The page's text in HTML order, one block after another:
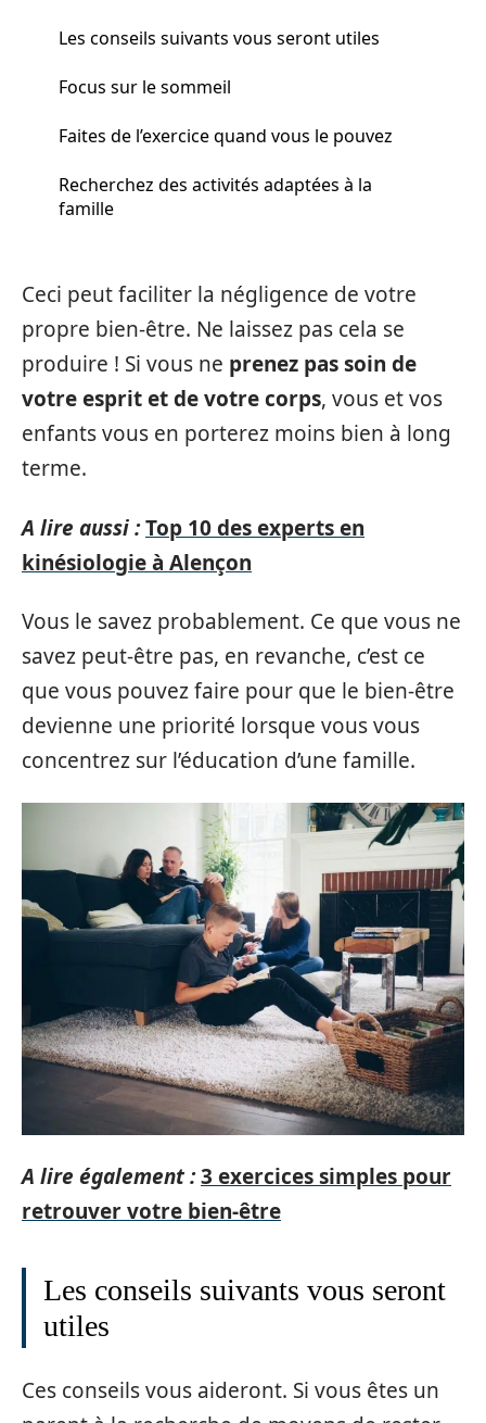
Les conseils suivants vous seront utiles
Focus sur le sommeil
Faites de l’exercice quand vous le pouvez
Recherchez des activités adaptées à la
famille
Ceci peut faciliter la négligence de votre
propre bien-être. Ne laissez pas cela se
produire ! Si vous ne prenez pas soin de
votre esprit et de votre corps, vous et vos
enfants vous en porterez moins bien à long
terme.
A lire aussi :Top 10 des experts en
kinésiologie à Alençon
Vous le savez probablement. Ce que vous ne
savez peut-être pas, en revanche, c’est ce
que vous pouvez faire pour que le bien-être
devienne une priorité lorsque vous vous
concentrez sur l’éducation d’une famille.
A lire également :3 exercices simples pour
retrouver votre bien-être
Les conseils suivants vous seront
utiles
Ces conseils vous aideront. Si vous êtes un